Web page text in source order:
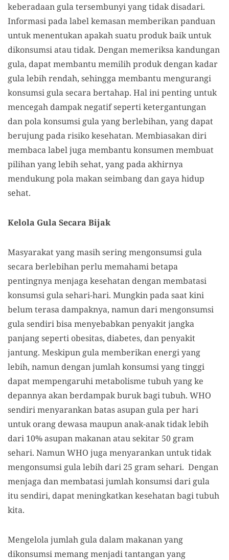
keberadaan gula tersembunyi yang tidak disadari.
Informasi pada label kemasan memberikan panduan
untuk menentukan apakah suatu produk baik untuk
dikonsumsi atau tidak. Dengan memeriksa kandungan
gula, dapat membantu memilih produk dengan kadar
gula lebih rendah, sehingga membantu mengurangi
konsumsi gula secara bertahap. Hal ini penting untuk
mencegah dampak negatif seperti ketergantungan
dan pola konsumsi gula yang berlebihan, yang dapat
berujung pada risiko kesehatan. Membiasakan diri
membaca label juga membantu konsumen membuat
pilihan yang lebih sehat, yang pada akhirnya
mendukung pola makan seimbang dan gaya hidup
sehat.
Kelola Gula Secara Bijak
Masyarakat yang masih sering mengonsumsi gula
secara berlebihan perlu memahami betapa
pentingnya menjaga kesehatan dengan membatasi
konsumsi gula sehari-hari. Mungkin pada saat kini
belum terasa dampaknya, namun dari mengonsumsi
gula sendiri bisa menyebabkan penyakit jangka
panjang seperti obesitas, diabetes, dan penyakit
jantung. Meskipun gula memberikan energi yang
lebih, namun dengan jumlah konsumsi yang tinggi
dapat mempengaruhi metabolisme tubuh yang ke
depannya akan berdampak buruk bagi tubuh. WHO
sendiri menyarankan batas asupan gula per hari
untuk orang dewasa maupun anak-anak tidak lebih
dari 10% asupan makanan atau sekitar 50 gram
sehari. Namun WHO juga menyarankan untuk tidak
mengonsumsi gula lebih dari 25 gram sehari. Dengan
menjaga dan membatasi jumlah konsumsi dari gula
itu sendiri, dapat meningkatkan kesehatan bagi tubuh
kita.
Mengelola jumlah gula dalam makanan yang
dikonsumsi memang menjadi tantangan yang